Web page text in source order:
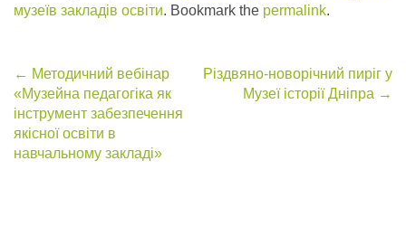
музеїв закладів освіти. Bookmark the permalink.
Post
navigation
← Методичний вебінар
«Музейна педагогіка як
інструмент забезпечення
якісної освіти в
навчальному закладі»
Різдвяно-новорічний пиріг у
Музеї історії Дніпра →